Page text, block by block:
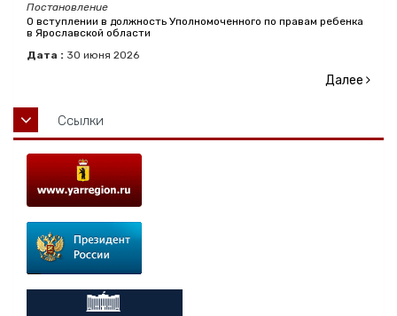
Постановление
О вступлении в должность Уполномоченного по правам ребенка
в Ярославской области
Дата : 30 июня 2026
Далее
Ссылки